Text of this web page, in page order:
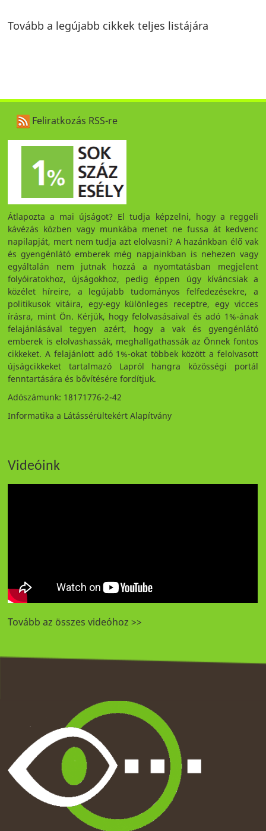
Tovább a legújabb cikkek teljes listájára
Feliratkozás RSS-re
Átlapozta a mai újságot? El tudja képzelni, hogy a reggeli
kávézás közben vagy munkába menet ne fussa át kedvenc
napilapját, mert nem tudja azt elolvasni? A hazánkban élő vak
és gyengénlátó emberek még napjainkban is nehezen vagy
egyáltalán nem jutnak hozzá a nyomtatásban megjelent
folyóiratokhoz, újságokhoz, pedig éppen úgy kíváncsiak a
közélet híreire, a legújabb tudományos felfedezésekre, a
politikusok vitáira, egy-egy különleges receptre, egy vicces
írásra, mint Ön. Kérjük, hogy felolvasásaival és adó 1%-ának
felajánlásával tegyen azért, hogy a vak és gyengénlátó
emberek is elolvashassák, meghallgathassák az Önnek fontos
cikkeket. A felajánlott adó 1%-okat többek között a felolvasott
újságcikkeket tartalmazó Lapról hangra közösségi portál
fenntartására és bővítésére fordítjuk.
Adószámunk: 18171776-2-42
Informatika a Látássérültekért Alapítvány
Videóink
Tovább az összes videóhoz >>